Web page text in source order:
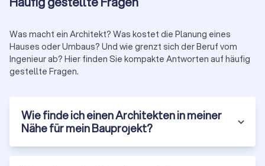
Qualitätssiegeln und Projekttyp
Entfernung unzuverlässiger Anbieter:Damit Sie sich nur
zwischen geprüften Profis entscheiden
Holen Sie jetzt über Trustlocal
bis zu vier kostenlose,
unverbindliche Angebote
ein. So starten Sie Ihr Bauprojekt mit
dem passenden Partner an Ihrer Seite.
Was macht ein Architekt? Was kostet die Planung eines
Hauses oder Umbaus? Und wie grenzt sich der Beruf vom
Ingenieur ab? Hier finden Sie kompakte Antworten auf häufig
gestellte Fragen.
Wie finde ich einen Architekten in meiner
Nähe für mein Bauprojekt?